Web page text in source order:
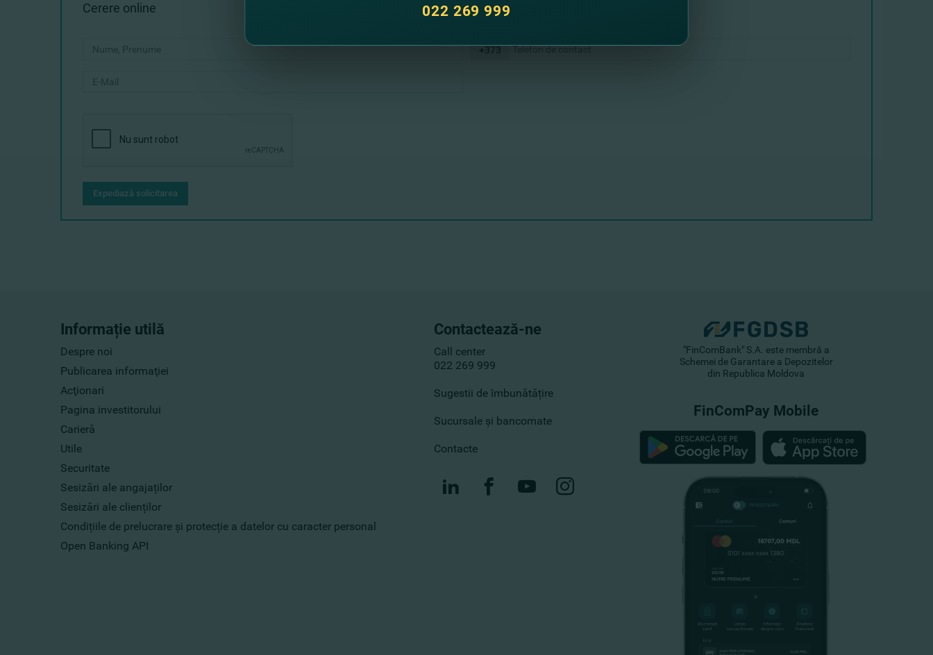
Cerere online
+373
Expediază solicitarea
Informație utilă
Despre noi
Publicarea informaţiei
Acţionari
Pagina investitorului
Carieră
Utile
Securitate
Sesizări ale angajaților
Sesizări ale clienților
Condițiile de prelucrare și protecție a datelor cu caracter personal
Open Banking API
Contactează-ne
Call center
022 269 999
Sugestii de îmbunătățire
Sucursale și bancomate
Contacte
"FinComBank" S.A. este membră a
Schemei de Garantare a Depozitelor
din Republica Moldova
FinComPay Mobile
022 269 999